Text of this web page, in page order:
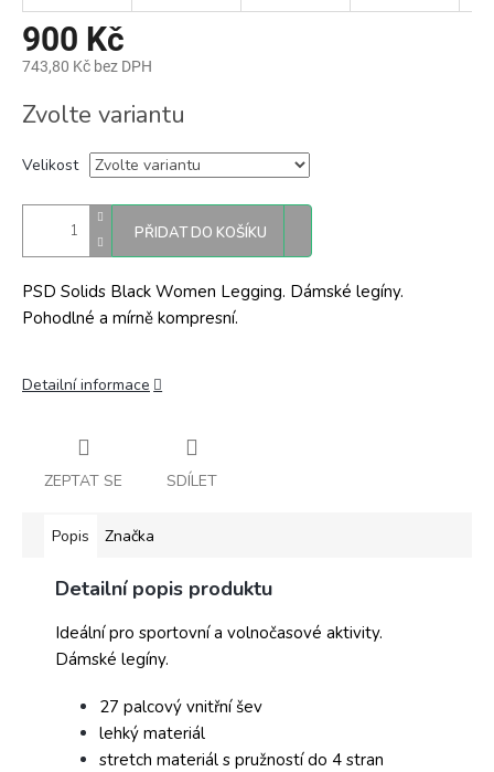
900 Kč
743,80 Kč bez DPH
cena:
Zvolte variantu
Velikost
PŘIDAT DO KOŠÍKU
PSD Solids Black Women Legging. Dámské legíny.
Pohodlné a mírně kompresní.
Detailní informace
ZEPTAT SE SDÍLET
Popis Značka
Detailní popis produktu
Ideální pro sportovní a volnočasové aktivity.
Dámské legíny.
27 palcový vnitřní šev
lehký materiál
stretch materiál s pružností do 4 stran